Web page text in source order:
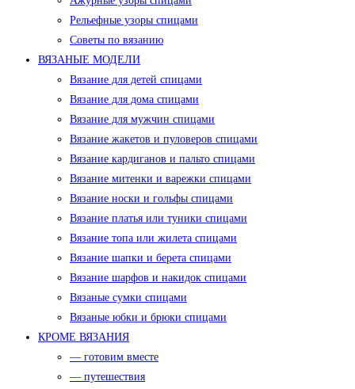
Рельефные узоры спицами
Советы по вязанию
ВЯЗАНЫЕ МОДЕЛИ
Вязание для детей спицами
Вязание для дома спицами
Вязание для мужчин спицами
Вязание жакетов и пуловеров спицами
Вязание кардиганов и пальто спицами
Вязание митенки и варежки спицами
Вязание носки и гольфы спицами
Вязание платья или туники спицами
Вязание топа или жилета спицами
Вязание шапки и берета спицами
Вязание шарфов и накидок спицами
Вязаные сумки спицами
Вязаные юбки и брюки спицами
КРОМЕ ВЯЗАНИЯ
— готовим вместе
— путешествия